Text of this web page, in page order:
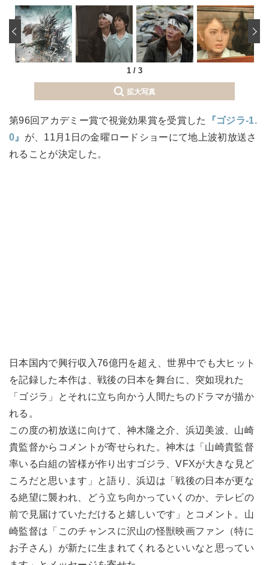
1 / 3
‹
拡大写真
第96回アカデミー賞で視覚効果賞を受賞した
『ゴジラ-1.
0』 が、11月1日の金曜ロードショーにて地上波初放送さ
れることが決定した。
日本国内で興行収入76億円を超え、世界中でも大ヒット
を記録した本作は、戦後の日本を舞台に、突如現れた
「ゴジラ」とそれに立ち向かう人間たちのドラマが描か
れる。
この度の初放送に向けて、神木隆之介、浜辺美波、山崎
貴監督からコメントが寄せられた。神木は「山崎貴監督
率いる白組の皆様が作り出すゴジラ、VFXが大きな見ど
ころだと思います」と語り、浜辺は「戦後の日本が更な
る絶望に襲われ、どう立ち向かっていくのか、テレビの
前で見届けていただけると嬉しいです」とコメント。山
崎監督は「このチャンスに沢山の怪獣映画ファン（特に
お子さん）が新たに生まれてくれるといいなと思ってい